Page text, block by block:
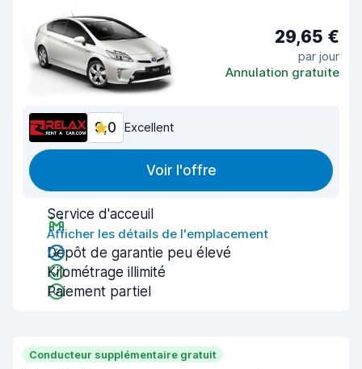
29,65 €
par jour
Annulation gratuite
9,0 Excellent
Voir l'offre
Service d'acceuil
Afficher les détails de l'emplacement
Dépôt de garantie peu élevé
Kilométrage illimité
Paiement partiel
Conducteur supplémentaire gratuit